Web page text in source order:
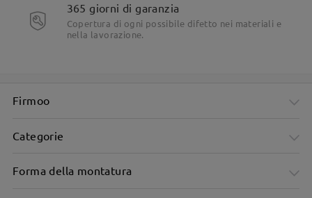
365 giorni di garanzia
Copertura di ogni possibile difetto nei materiali e
nella lavorazione.
Firmoo
Categorie
Forma della montatura